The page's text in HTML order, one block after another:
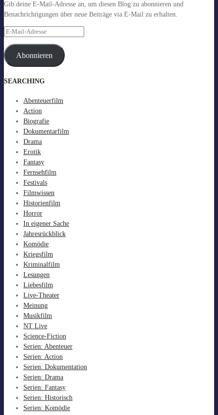
Gib deine E-Mail-Adresse an, um diesen Blog zu abonnieren und
Benachrichtigungen über neue Beiträge via E-Mail zu erhalten.
E-
AdresseAbonnieren
SEARCHING
Abenteuerfilm
Action
Biografie
Dokumentarfilm
Drama
Erotik
Fantasy
Fernsehfilm
Festivals
Filmwissen
Historienfilm
Horror
In eigener Sache
Jahresrückblick
Komödie
Kriegsfilm
Kriminalfilm
Lesungen
Liebesfilm
Live-Theater
Meinung
Musikfilm
NT Live
Science-Fiction
Serien: Abenteuer
Serien: Action
Serien: Dokumentation
Serien: Drama
Serien: Fantasy
Serien: Historisch
Serien: Komödie